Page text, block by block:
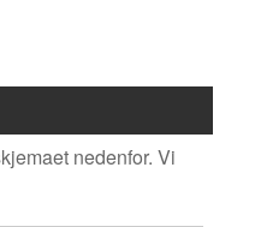
nedenfor. Vi